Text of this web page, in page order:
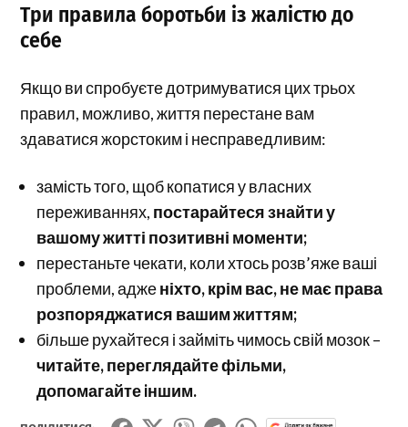
Три правила боротьби із жалістю до
себе
Якщо ви спробуєте дотримуватися цих трьох
правил, можливо, життя перестане вам
здаватися жорстоким і несправедливим:
замість того, щоб копатися у власних
переживаннях, постарайтеся знайти у
вашому житті позитивні моменти;
перестаньте чекати, коли хтось розв’яже ваші
проблеми, адженіхто, крім вас, не має права
розпоряджатися вашим життям;
більше рухайтеся і займіть чимось свій мозок –
читайте, переглядайте фільми,
допомагайтеiншим.